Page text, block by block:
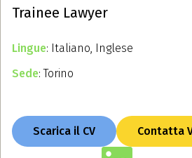
Trainee Lawyer
Lingue: Italiano, Inglese
Sede: Torino
Scarica il CV Contatta